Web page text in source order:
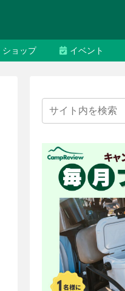
ショップ イベント